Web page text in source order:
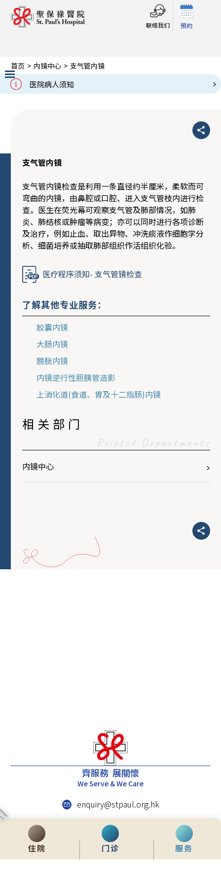
联络我们 預約
医院病人须知
Slide 2 of 3.
首页 > 内镜中心 > 支气管内镜
支气管内镜
支气管内镜
支气管内镜检查是利用一条直径约半厘米，柔软而可
弯曲的内镜，由鼻腔或口腔、进入支气管枝内进行检
查。医生在荧光幕可观察支气管及肺部情况，如肺
炎、肺结核或肿瘤等病变；亦可以同时进行各项诊断
及治疗，例如止血、取出异物、冲洗痰液作细胞学分
析、细菌培养或抽取肺部组织作活组织化验。
医疗程序须知- 支气管镜检查
了解其他专业服务：
胶囊内镜
大肠内镜
膀胱内镜
内镜逆行性胆胰管造影
上消化道(食道、胃及十二指肠)内镜
相关部门
Related Departments
内镜中心
住院 门诊 服务
齊服務 展關懷
We Serve & We Care
enquiry@stpaul.org.hk
(852) 2890 6008
香港铜锣湾东院道2号